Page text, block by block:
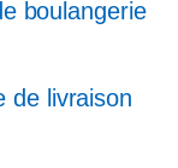
boulangerie
de livraison